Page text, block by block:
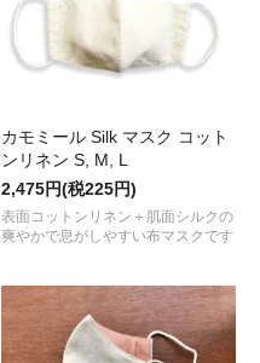
カモミール Silk マスク コット
ンリネン S, M, L
2,475円(税225円)
表面コットンリネン＋肌面シルクの
爽やかで息がしやすい布マスクです